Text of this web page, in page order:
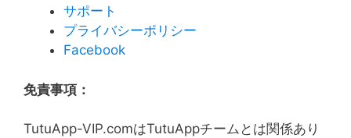
サポート
プライバシーポリシー
Facebook
免責事項：
TutuApp-VIP.comはTutuAppチームとは関係あり